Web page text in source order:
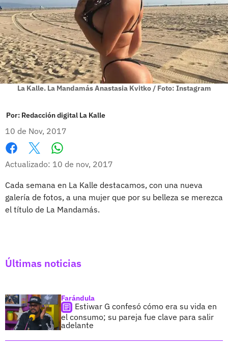
La Kalle. La Mandamás Anastasia Kvitko / Foto: Instagram
Por: Redacción digital La Kalle
10 de Nov, 2017
Facebook
X
Actualizado: 10 de nov, 2017
Cada semana en La Kalle destacamos, con una nueva
galería de fotos, a una mujer que por su belleza se merezca
el título de La Mandamás.
Últimas noticias
Farándula
Estiwar G confesó cómo era su vida en
el consumo; su pareja fue clave para salir
adelante